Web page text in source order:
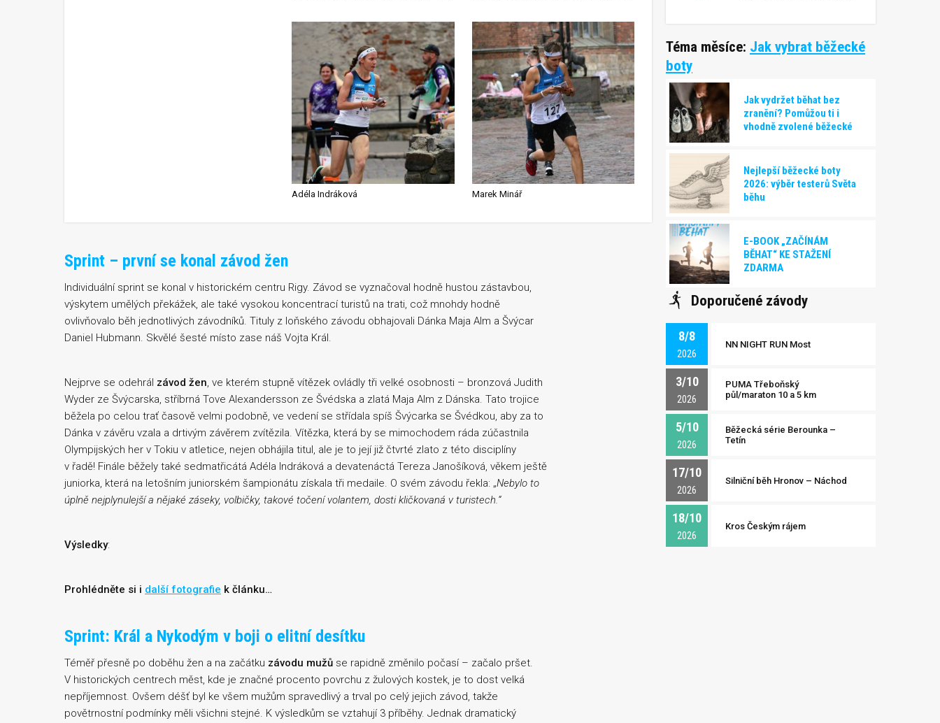
Adéla Indráková Marek Minář
Sprint – první se konal závod žen
Individuální sprint se konal v historickém centru Rigy. Závod se vyznačoval hodně hustou zástavbou,
výskytem umělých překážek, ale také vysokou koncentrací turistů na trati, což mnohdy hodně
ovlivňovalo běh jednotlivých závodníků. Tituly z loňského závodu obhajovali Dánka Maja Alm a Švýcar
Daniel Hubmann. Skvělé šesté místo zase náš Vojta Král.
Nejprve se odehrál závod žen, ve kterém stupně vítězek ovládly tři velké osobnosti – bronzová Judith
Wyder ze Švýcarska, stříbrná Tove Alexandersson ze Švédska a zlatá Maja Alm z Dánska. Tato trojice
běžela po celou trať časově velmi podobně, ve vedení se střídala spíš Švýcarka se Švédkou, aby za to
Dánka v závěru vzala a drtivým závěrem zvítězila. Vítězka, která by se mimochodem ráda zúčastnila
Olympijských her v Tokiu v atletice, nejen obhájila titul, ale je to její již čtvrté zlato z této disciplíny
v řadě! Finále běžely také sedmatřicátá Adéla Indráková a devatenáctá Tereza Janošíková, věkem ještě
juniorka, která na letošním juniorském šampionátu získala tři medaile. O svém závodu řekla: „Nebylo to
úplně nejplynulejší a nějaké záseky, volbičky, takové točení volantem, dosti kličkovaná v turistech.“
Výsledky:
Prohlédněte si i další fotografie k článku…
Sprint: Král a Nykodým v boji o elitní desítku
Téměř přesně po doběhu žen a na začátku závodu mužů se rapidně změnilo počasí – začalo pršet.
V historických centrech měst, kde je značné procento povrchu z žulových kostek, je to dost velká
nepříjemnost. Ovšem déšť byl ke všem mužům spravedlivý a trval po celý jejich závod, takže
povětrnostní podmínky měli všichni stejné. K výsledkům se vztahují 3 příběhy. Jednak dramatický
Téma měsíce: Jak vybrat běžecké
boty
Jak vydržet běhat bez
zranění? Pomůžou ti i
vhodně zvolené běžecké
Nejlepší běžecké boty
2026: výběr testerů Světa
běhu
E-BOOK „ZAČÍNÁM
BĚHAT“ KE STAŽENÍ
ZDARMA
Doporučené závody
8/8
2026
NN NIGHT RUN Most
3/10
2026
PUMA Třeboňský
půl/maraton 10 a 5 km
5/10
2026
Běžecká série Berounka –
Tetín
17/10
2026
Silniční běh Hronov – Náchod
18/10
2026
Kros Českým rájem